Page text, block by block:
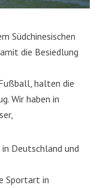
Südchinesischen
die Besiedlung
halten die
Wir haben in
Deutschland und
Sportart in